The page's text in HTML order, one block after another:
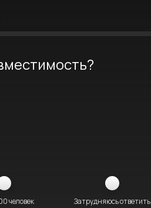
человек Затрудняюсь ответить